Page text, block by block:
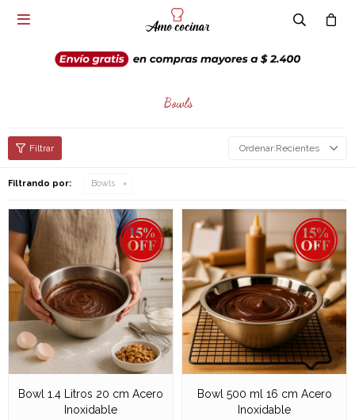

Bowls
Recientes
Filtrando por: Bowls
Bowl 1.4 Litros 20 cm Acero
Inoxidable
Bowl 500 ml 16 cm Acero
Inoxidable